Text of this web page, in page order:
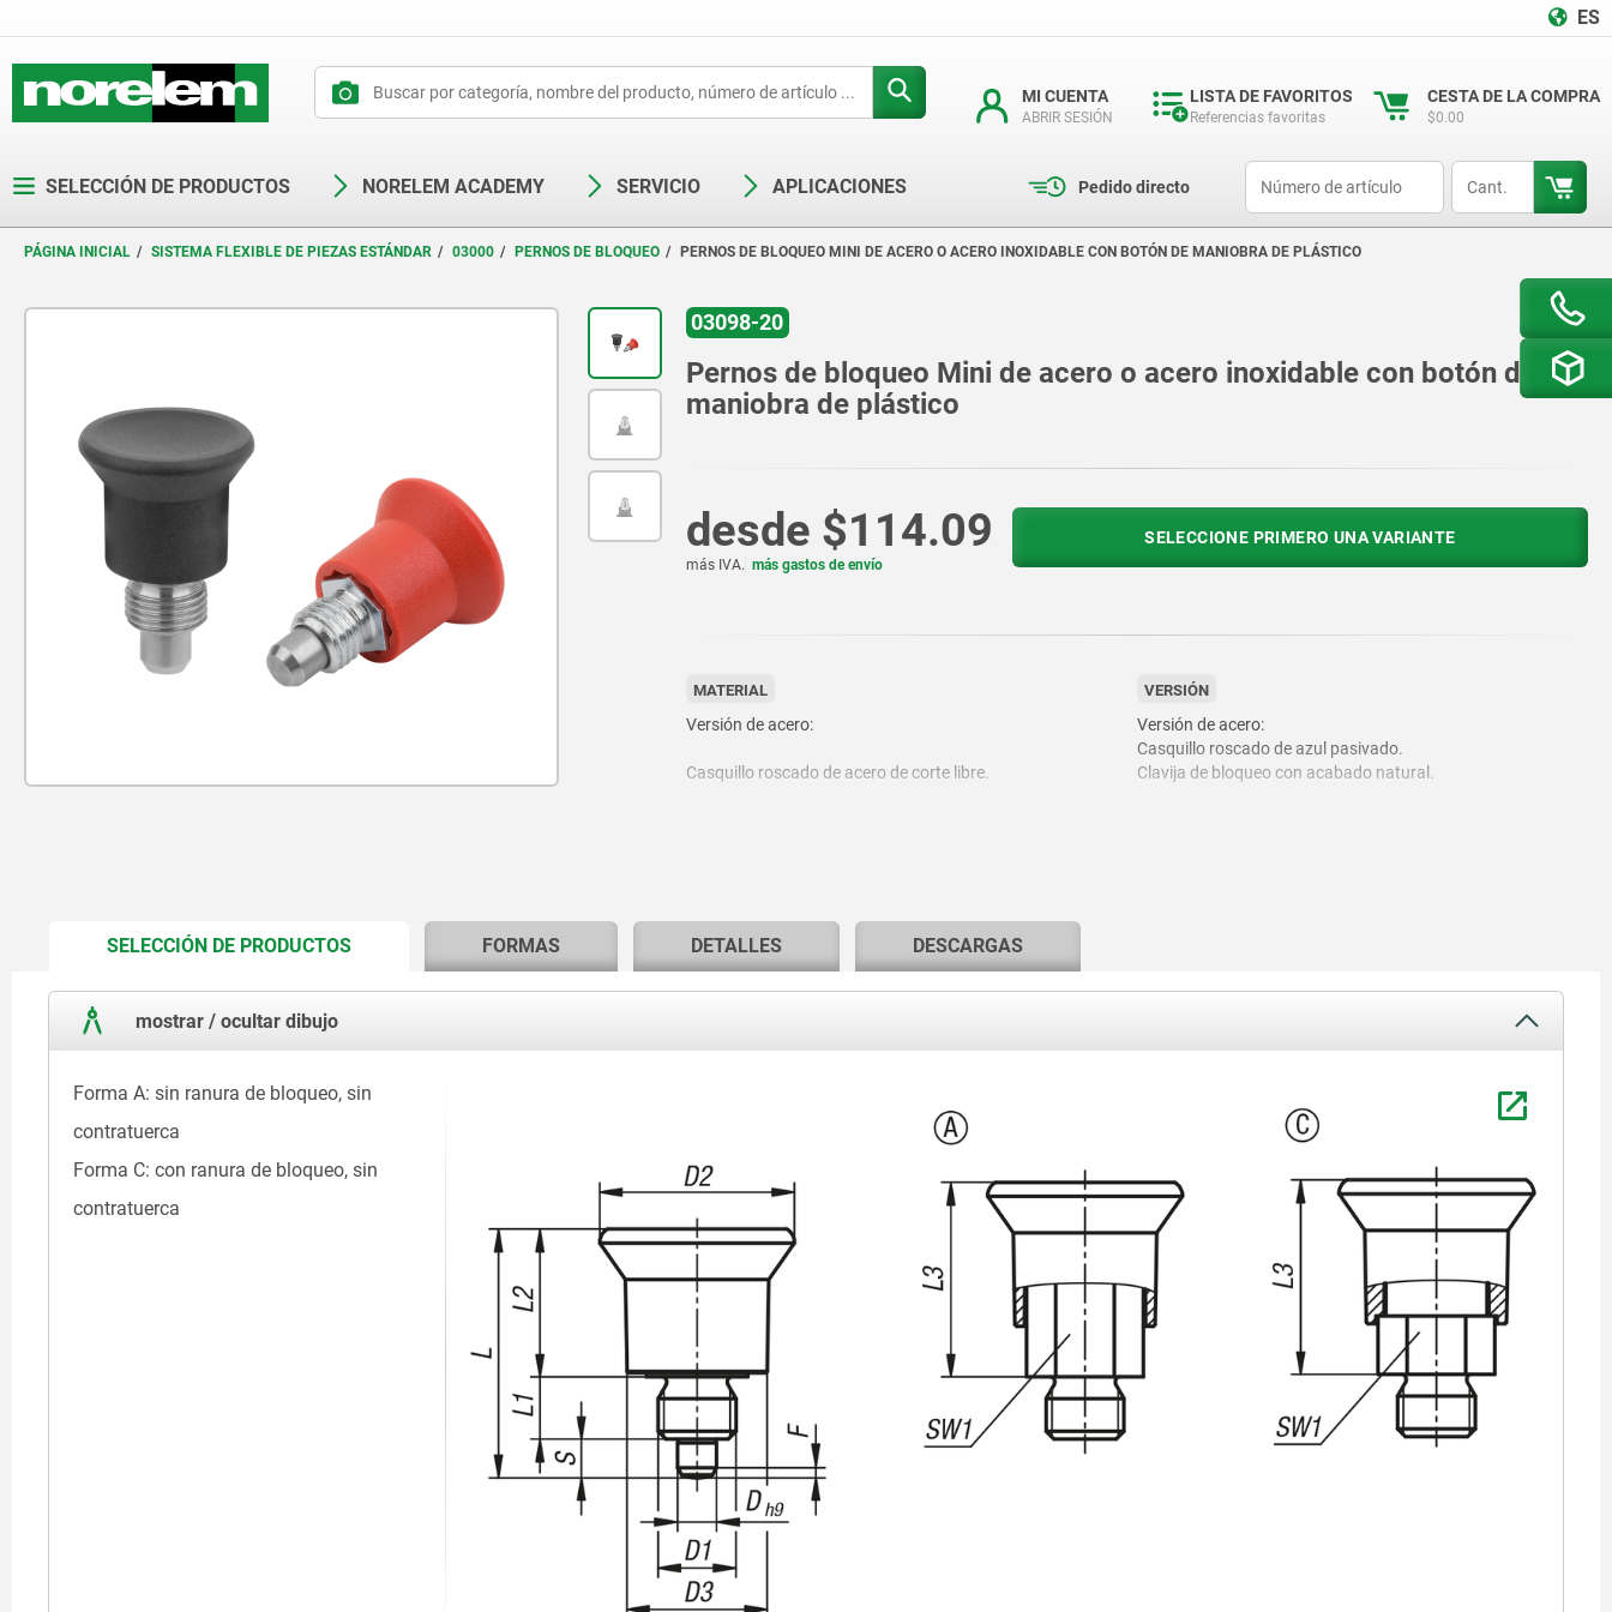
ES
MI CUENTA
ABRIR SESIÓN
LISTA DE FAVORITOS
Referencias favoritas
CESTA DE LA COMPRA
$0.00
SELECCIÓN DE PRODUCTOS NORELEM ACADEMY SERVICIO APLICACIONES Pedido directo
PÁGINA INICIAL SISTEMA FLEXIBLE DE PIEZAS ESTÁNDAR 03000 PERNOS DE BLOQUEO PERNOS DE BLOQUEO MINI DE ACERO O ACERO INOXIDABLE CON BOTÓN DE MANIOBRA DE PLÁSTICO
03098-20
Pernos de bloqueo Mini de acero o acero inoxidable con botón de
maniobra de plástico
desde $114.09
más IVA. más gastos de envío
SELECCIONE PRIMERO UNA VARIANTE
MATERIAL
Versión de acero:
Casquillo roscado de acero de corte libre.
Versión de acero inoxidable:
Casquillo roscado y clavija de bloqueo 1.4305.
VERSIÓN
Versión de acero:
Casquillo roscado de azul pasivado.
Clavija de bloqueo con acabado natural.
SELECCIÓN DE PRODUCTOSCURRENT
FORMAS DETALLES DESCARGAS
mostrar / ocultar dibujo
Forma A: sin ranura de bloqueo, sin
contratuerca
Forma C: con ranura de bloqueo, sin
contratuerca